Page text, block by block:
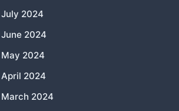
July 2024
June 2024
May 2024
April 2024
March 2024